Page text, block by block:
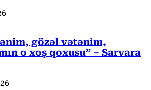
gözəl vətənim,
o xoş qoxusu” – Sarvara